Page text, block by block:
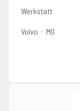
Werkstatt
Volvo MG